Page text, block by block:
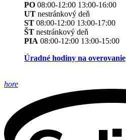
PO 08:00-12:00 13:00-16:00
UT nestránkový deň
ST 08:00-12:00 13:00-17:00
ŠT nestránkový deň
PIA 08:00-12:00 13:00-15:00
Úradné hodiny na overovanie
hore